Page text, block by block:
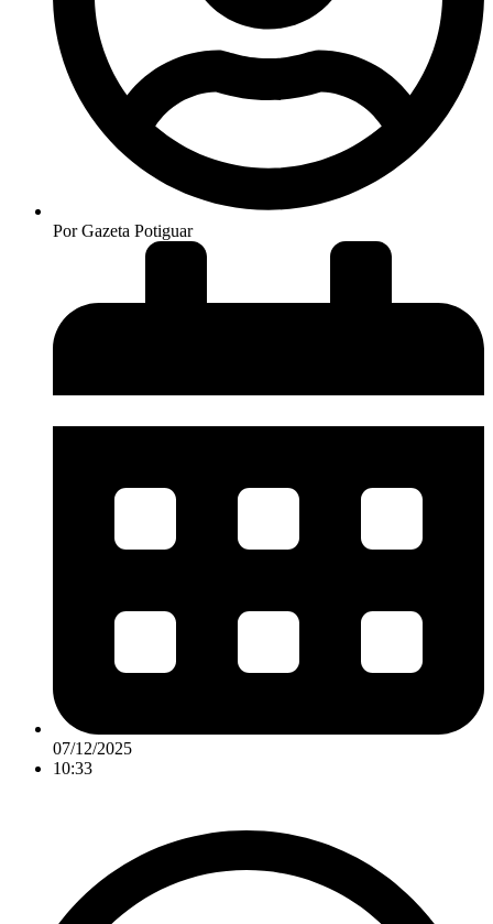
PorGazeta Potiguar
07/12/2025
10:33